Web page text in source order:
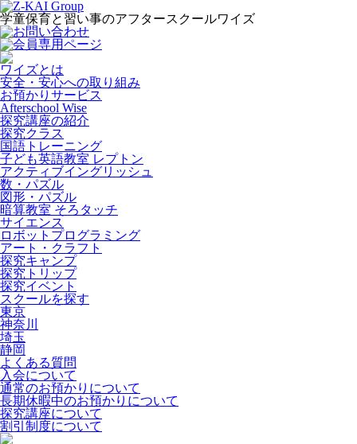
学童保育と習い事のアフタースクールワイズ
ワイズとは
安全・安心への取り組み
お預かりサービス
Afterschool Wise
探究講座の紹介
探究クラス
国語トレーニング
子ども英語教室 レプトン
アクティブイングリッシュ
数・パズル
図形・パズル
暗算教室 そろタッチ
サイエンス
ロボットプログラミング
アート・クラフト
探究キャンプ
探究トリップ
探究イベント
スクールを探す
東京
神奈川
埼玉
静岡
よくある質問
入会について
通常のお預かりについて
長期休暇中のお預かりについて
探究講座について
割引制度について